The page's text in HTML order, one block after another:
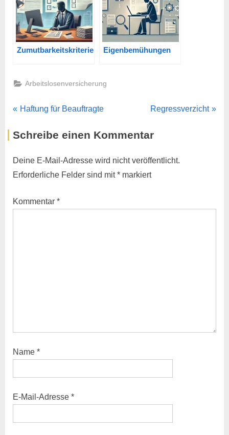
Zumutbarkeitskriterien Eigenbemühungen
Arbeitslosenversicherung
Beitragsnavigation
P
e
i
o
s
Haftung für Beauftragte
N
x
P
o
t
Regressverzicht
Schreibe einen Kommentar
Deine E-Mail-Adresse wird nicht veröffentlicht.
Erforderliche Felder sind mit* markiert
Kommentar *
Name *
E-Mail-Adresse *